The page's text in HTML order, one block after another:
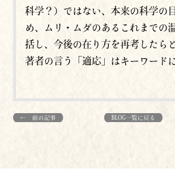
科学？）ではない、本来の科学の
め、ムリ・ムダのあるこれまでの
括し、今後の在り方を再考したら
著者の言う「適応」はキーワード
← 前の記事 BLOG一覧に戻る